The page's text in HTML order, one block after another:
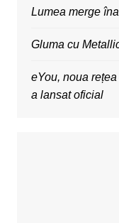
Lumea merge
Gluma cu
eYou, noua
a lansat oficial